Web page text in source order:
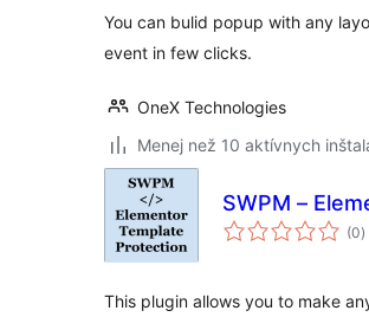
You can bulid popup with any
event in few clicks.
OneX Technologies
Menej než 10 aktívnych
SWPM –
(0)
This plugin allows you to make